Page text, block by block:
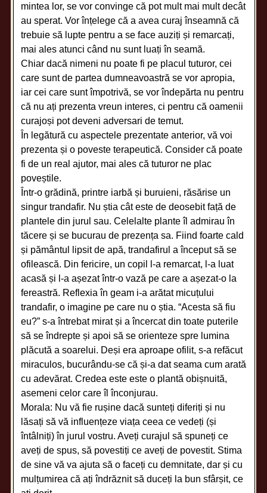
mintea lor, se vor convinge că pot mult mai mult decât
au sperat. Vor înțelege că a avea curaj înseamnă că
trebuie să lupte pentru a se face auziți și remarcați,
mai ales atunci când nu sunt luați în seamă.
Chiar dacă nimeni nu poate fi pe placul tuturor, cei
care sunt de partea dumneavoastră se vor apropia,
iar cei care sunt împotrivă, se vor îndepărta nu pentru
că nu ați prezenta vreun interes, ci pentru că oamenii
curajoși pot deveni adversari de temut.
În legătură cu aspectele prezentate anterior, vă voi
prezenta și o poveste terapeutică. Consider că poate
fi de un real ajutor, mai ales că tuturor ne plac
poveștile.
Într-o grădină, printre iarbă și buruieni, răsărise un
singur trandafir. Nu știa cât este de deosebit față de
plantele din jurul sau. Celelalte plante îl admirau în
tăcere și se bucurau de prezența sa. Fiind foarte cald
și pământul lipsit de apă, trandafirul a început să se
ofilească. Din fericire, un copil l-a remarcat, l-a luat
acasă și l-a așezat într-o vază pe care a așezat-o la
fereastră. Reflexia în geam i-a arătat micuțului
trandafir, o imagine pe care nu o știa. “Acesta să fiu
eu?” s-a întrebat mirat și a încercat din toate puterile
să se îndrepte și apoi să se orienteze spre lumina
plăcută a soarelui. Deși era aproape ofilit, s-a refăcut
miraculos, bucurându-se că și-a dat seama cum arată
cu adevărat. Credea este este o plantă obișnuită,
asemeni celor care îl înconjurau.
Morala: Nu vă fie rușine dacă sunteți diferiți și nu
lăsați să vă influențeze viața ceea ce vedeți (și
întâlniți) în jurul vostru. Aveți curajul să spuneți ce
aveți de spus, să povestiți ce aveți de povestit. Stima
de sine vă va ajuta să o faceți cu demnitate, dar și cu
mulțumirea că ați îndrăznit să duceți la bun sfârșit, ce